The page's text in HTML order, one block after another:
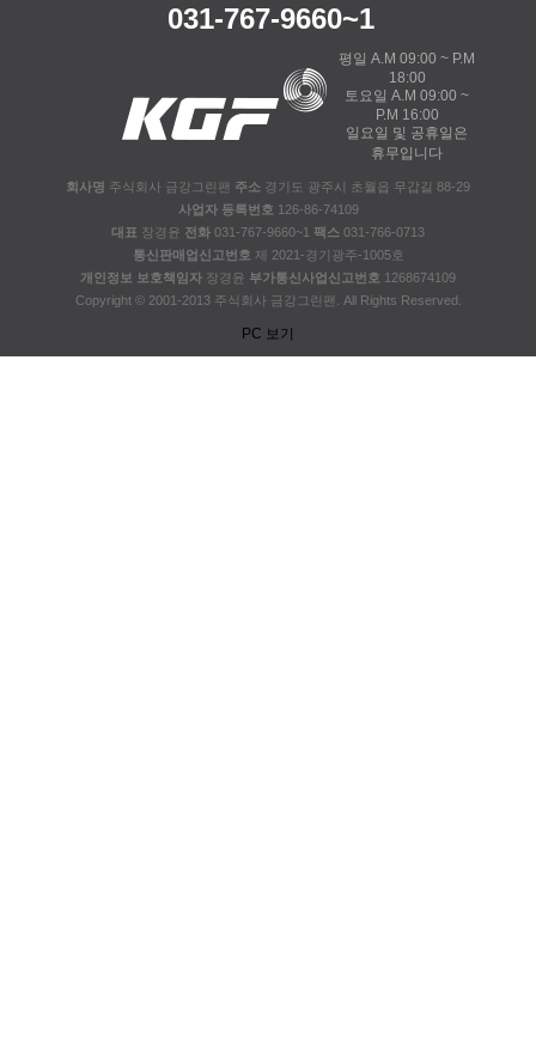
031-767-9660~1
평일 A.M 09:00 ~ P.M
18:00
토요일 A.M 09:00 ~
P.M 16:00
일요일 및 공휴일은
휴무입니다
회사명 주식회사 금강그린팬 주소 경기도 광주시 초월읍 무갑길 88-29
사업자 등록번호 126-86-74109
대표 장경윤 전화 031-767-9660~1 팩스 031-766-0713
통신판매업신고번호 제 2021-경기광주-1005호
개인정보 보호책임자 장경윤 부가통신사업신고번호 1268674109
Copyright © 2001-2013 주식회사 금강그린팬. All Rights Reserved.
PC 보기